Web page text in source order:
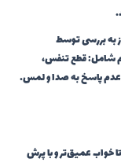
به بررسی توسط
شامل: قطع تنفس،
عدم پاسخ به صدا و لمس.
خواب عمیق‌تر و با پرش